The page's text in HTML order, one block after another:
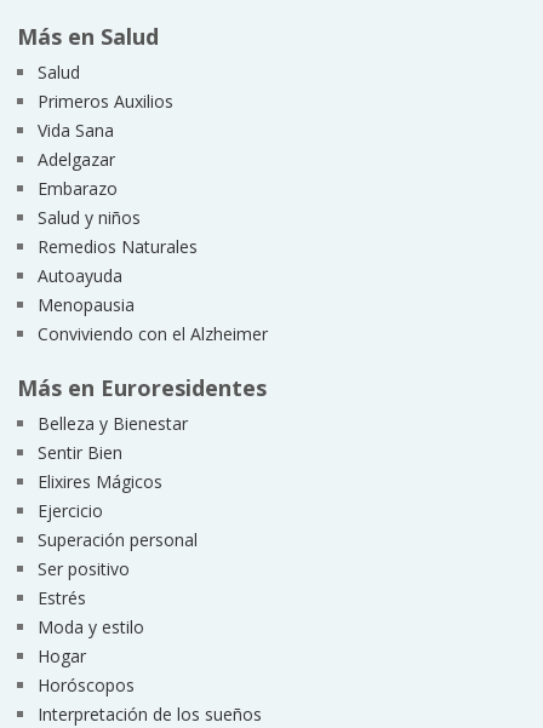
Más en Salud
Salud
Primeros Auxilios
Vida Sana
Adelgazar
Embarazo
Salud y niños
Remedios Naturales
Autoayuda
Menopausia
Conviviendo con el Alzheimer
Más en Euroresidentes
Belleza y Bienestar
Sentir Bien
Elixires Mágicos
Ejercicio
Superación personal
Ser positivo
Estrés
Moda y estilo
Hogar
Horóscopos
Interpretación de los sueños